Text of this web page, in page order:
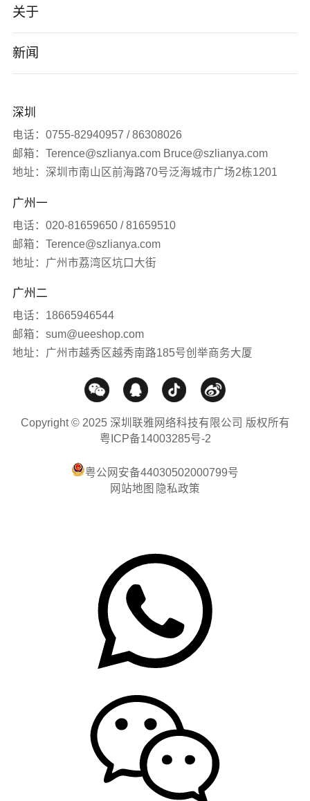
AI应用开发
小程序/App
品牌营销服务
智能制造
电子数码
其他
关于
公司介绍
发展历程
新闻
签约新闻
联雅观点
常见问题
网站知识
媒体报道
深圳
电话：0755-82940957 / 86308026
邮箱：Terence@szlianya.com Bruce@szlianya.com
地址：深圳市南山区前海路70号泛海城市广场2栋1201
广州一
电话：020-81659650 / 81659510
邮箱：Terence@szlianya.com
地址：广州市荔湾区坑口大街
广州二
电话：18665946544
邮箱：sum@ueeshop.com
地址：广州市越秀区越秀南路185号创举商务大厦
Copyright © 2025 深圳联雅网络科技有限公司 版权所有
粤ICP备14003285号-2
粤公网安备44030502000799号
网站地图 隐私政策